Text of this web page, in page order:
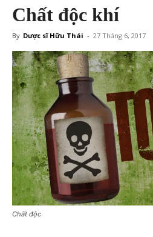
Chất độc khí
By Dược sĩ Hữu Thái - 27 Tháng 6, 2017
Chất độc